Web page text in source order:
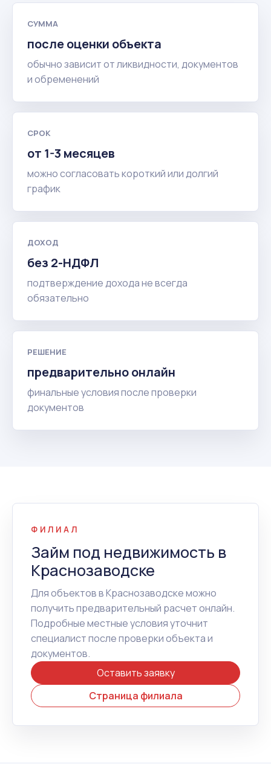
СУММА
после оценки объекта
обычно зависит от ликвидности, документов
и обременений
СРОК
от 1-3 месяцев
можно согласовать короткий или долгий
график
ДОХОД
без 2-НДФЛ
подтверждение дохода не всегда
обязательно
РЕШЕНИЕ
предварительно онлайн
финальные условия после проверки
документов
ФИЛИАЛ
Займ под недвижимость в
Краснозаводске
Для объектов в Краснозаводске можно
получить предварительный расчет онлайн.
Подробные местные условия уточнит
специалист после проверки объекта и
документов.
Оставить заявку
Страница филиала